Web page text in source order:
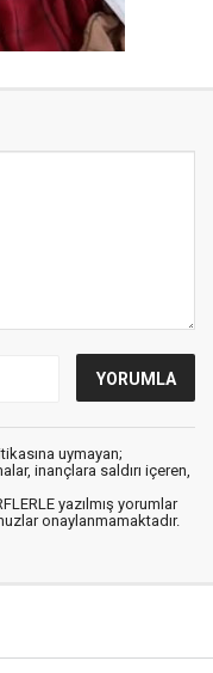
uymayan;
inançlara saldırı içeren,
yazılmış yorumlar
onaylanmamaktadır.